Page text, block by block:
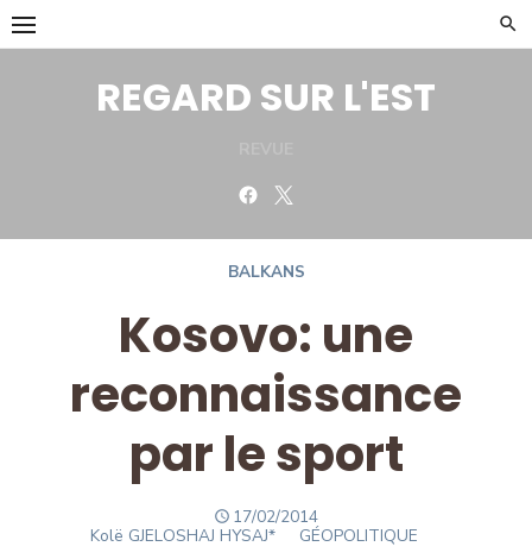
Skip
to
REGARD SUR L'EST
Facebook
BALKANS
Kosovo: une
reconnaissance
par le sport
POSTED
ON
17/02/2014
Author
Kolë GJELOSHAJ HYSAJ* GÉOPOLITIQUE